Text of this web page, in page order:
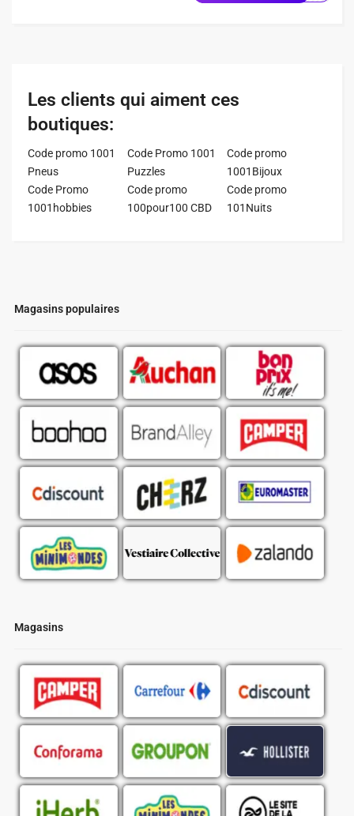
Magasins populaires
Magasins
Les clients qui aiment ces
boutiques:
Code promo 1001
Pneus
Code Promo 1001
Puzzles
Code promo
1001Bijoux
Code Promo
1001hobbies
Code promo
100pour100 CBD
Code promo
101Nuits